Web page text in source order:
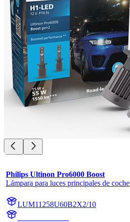
Philips Ultinon Pro6000 Boost
Lámpara para luces principales de coche
LUM11258U60B2X2/10